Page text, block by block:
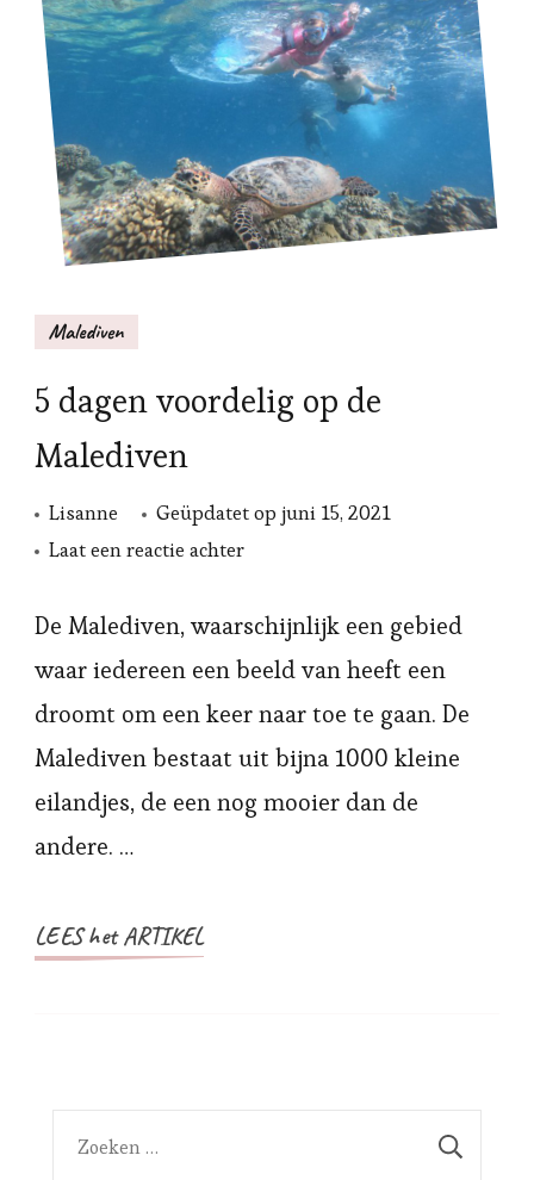
Malediven
5 dagen voordelig op de
Malediven
Lisanne Geüpdatet op juni 15, 2021
Laat een reactie achterop
dagen
voordelig
Malediven
De Malediven, waarschijnlijk een gebied
waar iedereen een beeld van heeft een
droomt om een keer naar toe te gaan. De
Malediven bestaat uit bijna 1000 kleine
eilandjes, de een nog mooier dan de
andere. …
LEES het ARTIKEL